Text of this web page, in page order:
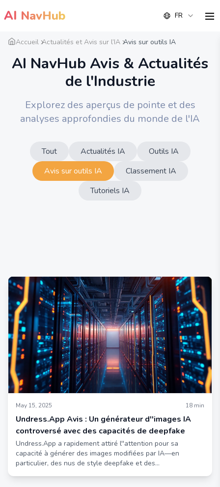
AI NavHub FR
Accueil Actualités et Avis sur l’IA Avis sur outils IA
AI NavHub Avis & Actualités
de l'Industrie
Explorez des aperçus de pointe et des
analyses approfondies du monde de l'IA
Tout Actualités IA
Outils IA
Avis sur outils IA
Classement IA
Tutoriels IA
May 15, 2025 18 min
Undress.App Avis : Un générateur d''images IA
controversé avec des capacités de deepfake
Undress.App a rapidement attiré l''attention pour sa
capacité à générer des images modifiées par IA—en
particulier, des nus de style deepfake et des